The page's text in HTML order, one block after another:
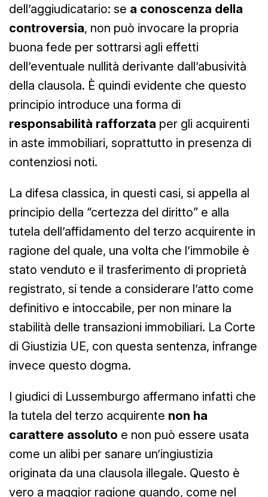
dell’aggiudicatario: se a conoscenza della
controversia, non può invocare la propria
buona fede per sottrarsi agli effetti
dell’eventuale nullità derivante dall’abusività
della clausola. È quindi evidente che questo
principio introduce una forma di
responsabilità rafforzata per gli acquirenti
in aste immobiliari, soprattutto in presenza di
contenziosi noti.
La difesa classica, in questi casi, si appella al
principio della “certezza del diritto” e alla
tutela dell’affidamento del terzo acquirente in
ragione del quale, una volta che l’immobile è
stato venduto e il trasferimento di proprietà
registrato, si tende a considerare l’atto come
definitivo e intoccabile, per non minare la
stabilità delle transazioni immobiliari. La Corte
di Giustizia UE, con questa sentenza, infrange
invece questo dogma.
I giudici di Lussemburgo affermano infatti che
la tutela del terzo acquirente non ha
carattere assoluto e non può essere usata
come un alibi per sanare un’ingiustizia
originata da una clausola illegale. Questo è
vero a maggior ragione quando, come nel